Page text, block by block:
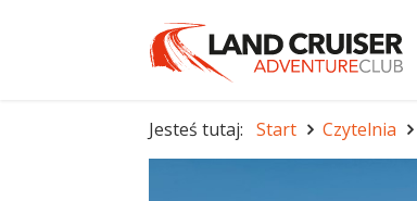
Jesteś tutaj: Start Czytelnia